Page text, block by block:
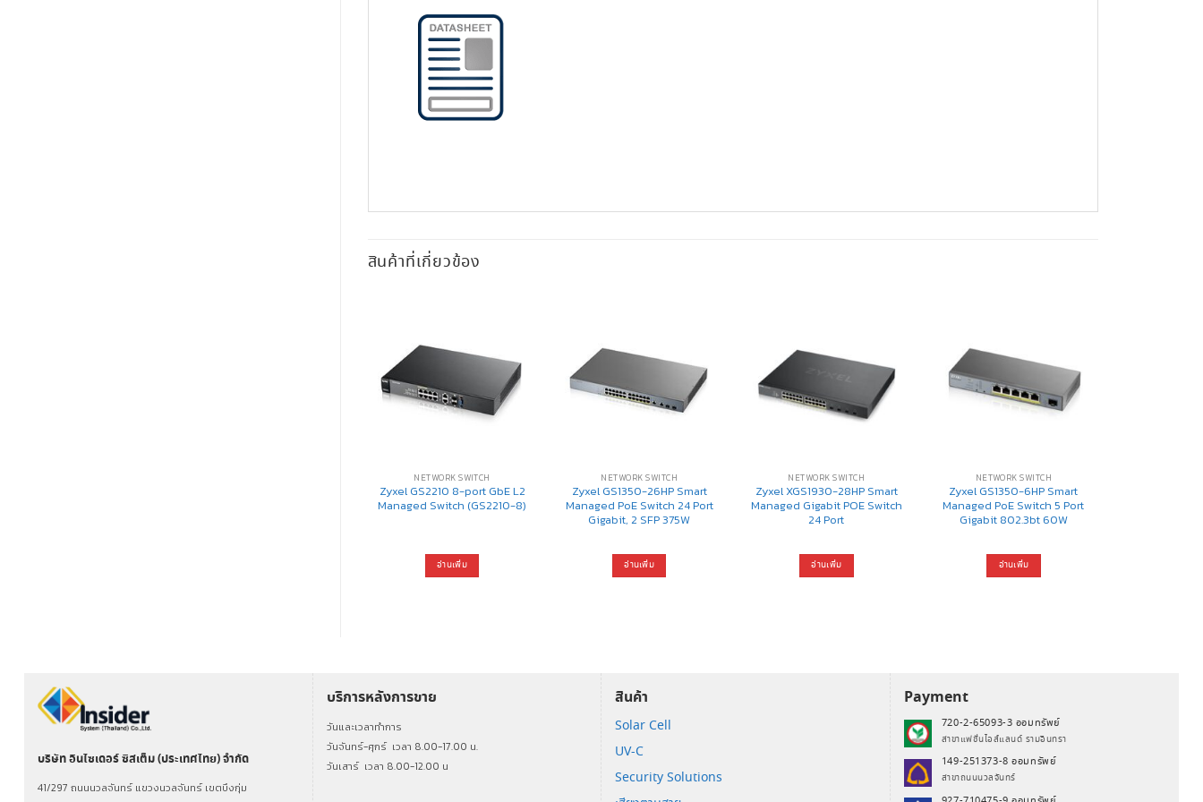
สินค้าที่เกี่ยวข้อง
NETWORK SWITCH
Zyxel GS2210 8-port GbE L2
Managed Switch (GS2210-8)
อ่านเพิ่ม
NETWORK SWITCH
Zyxel GS1350-26HP Smart
Managed PoE Switch 24 Port
Gigabit, 2 SFP 375W
อ่านเพิ่ม
NETWORK SWITCH
Zyxel XGS1930-28HP Smart
Managed Gigabit POE Switch
24 Port
อ่านเพิ่ม
NETWORK SWITCH
Zyxel GS1350-6HP Smart
Managed PoE Switch 5 Port
Gigabit 802.3bt 60W
อ่านเพิ่ม
บริษัท อินไซเดอร์ ซิสเต็ม (ประเทศไทย) จำกัด
41/297 ถนนนวลจันทร์ แขวงนวลจันทร์ เขตบึงกุ่ม
บริการหลังการขาย
วันและเวลาทำการ
วันจันทร์-ศุกร์ เวลา 8.00-17.00 น.
วันเสาร์ เวลา 8.00-12.00 น
สินค้า
Solar Cell
UV-C
Security Solutions
Payment
720-2-65093-3 ออมทรัพย์
สาขาแฟชั่นไอส์แลนด์ รามอินทรา
149-251373-8 ออมทรัพย์
สาขาถนนนวลจันทร์